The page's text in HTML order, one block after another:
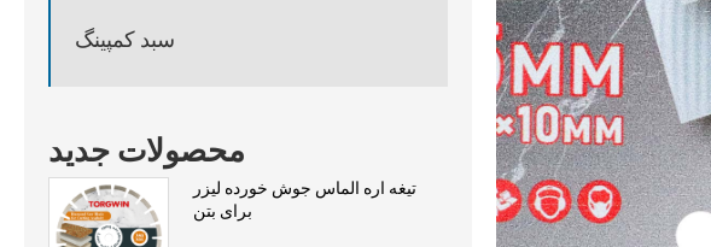
سبد کمپینگ
محصولات جدید
تیغه اره الماس جوش خورده لیزر
برای بتن